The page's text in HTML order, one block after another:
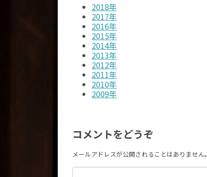
2018年
2017年
2016年
2015年
2014年
2013年
2012年
2011年
2010年
2009年
コメントをどうぞ
メールアドレスが公開されることはありません。